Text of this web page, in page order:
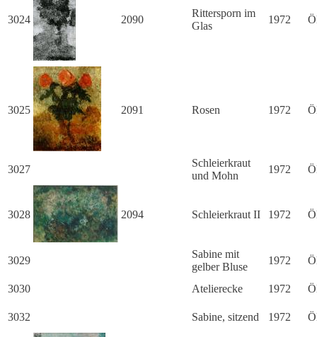
3024 2090
Rittersporn im
Glas
1972
3025 2091 Rosen 1972
3027
Schleierkraut
und Mohn
1972
3028 2094 Schleierkraut II 1972
3029
Sabine mit
gelber Bluse
1972
3030 Atelierecke 1972
3032 Sabine, sitzend 1972